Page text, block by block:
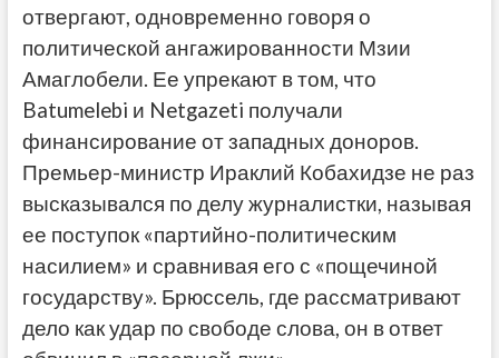
отвергают, одновременно говоря о
политической ангажированности Мзии
Амаглобели. Ее упрекают в том, что
Batumelebi и Netgazeti получали
финансирование от западных доноров.
Премьер-министр Ираклий Кобахидзе не раз
высказывался по делу журналистки, называя
ее поступок «партийно-политическим
насилием» и сравнивая его с «пощечиной
государству». Брюссель, где рассматривают
дело как удар по свободе слова, он в ответ